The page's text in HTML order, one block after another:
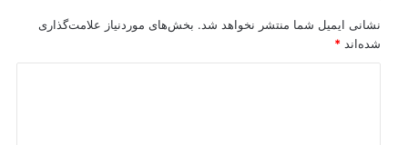
نشانی ایمیل شما منتشر نخواهد شد. بخش‌های موردنیاز علامت‌گذاری
شده‌اند *